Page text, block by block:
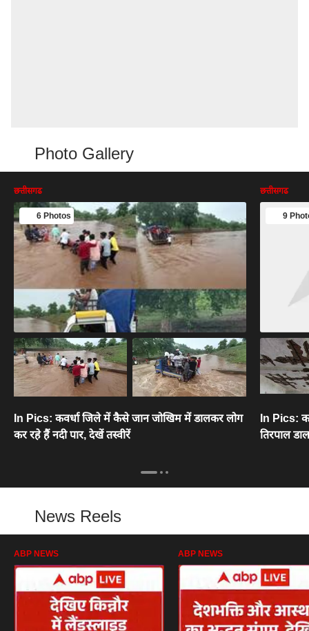
Photo Gallery
छत्तीसगढ
6 Photos
In Pics: कवर्धा जिले में कैसे जान जोखिम में डालकर लोग
कर रहे हैं नदी पार, देखें तस्वीरें
छत्तीसगढ
9
In Pics:
तिरपाल
News Reels
ABP NEWS ABP NEWS